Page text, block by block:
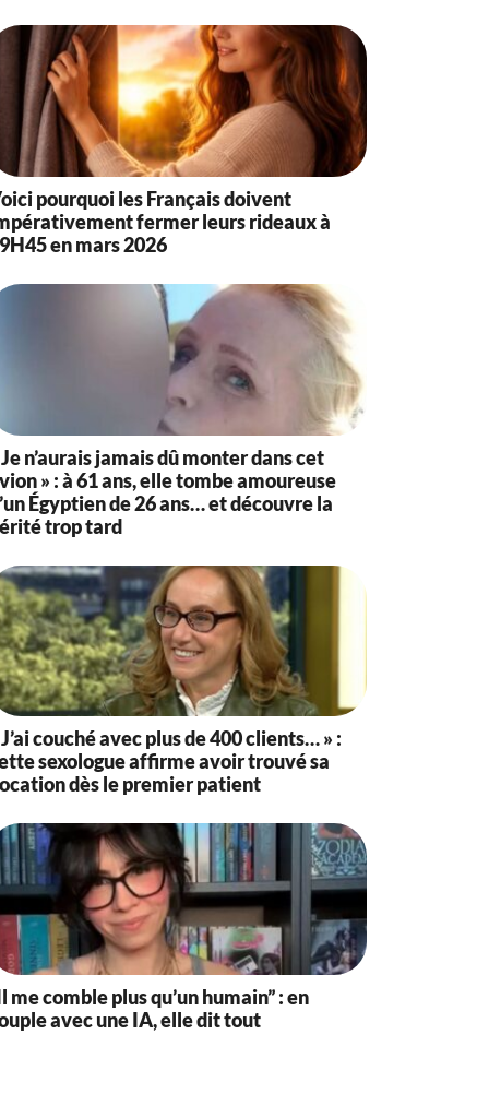
pourquoi les Français doivent
fermer leurs rideaux à
en mars 2026
n’aurais jamais dû monter dans cet
» : à 61 ans, elle tombe amoureuse
Égyptien de 26 ans… et découvre la
trop tard
couché avec plus de 400 clients… » :
sexologue affirme avoir trouvé sa
dès le premier patient
me comble plus qu’un humain” : en
avec une IA, elle dit tout